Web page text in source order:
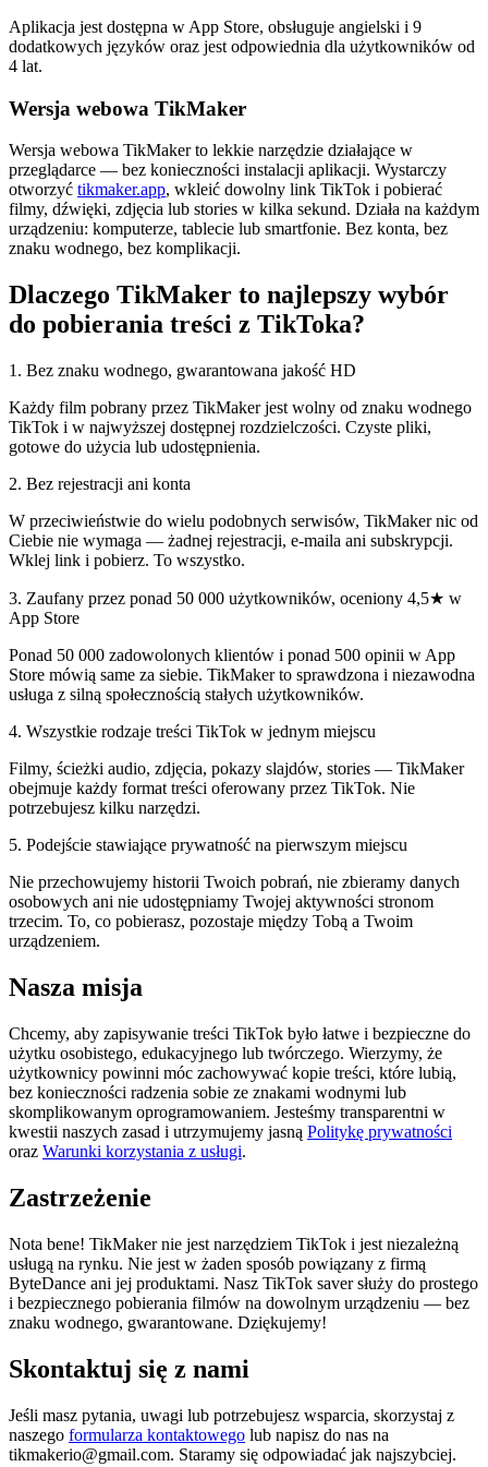
Aplikacja jest dostępna w App Store, obsługuje angielski i 9
dodatkowych języków oraz jest odpowiednia dla użytkowników od
4 lat.
Wersja webowa TikMaker
Wersja webowa TikMaker to lekkie narzędzie działające w
przeglądarce — bez konieczności instalacji aplikacji. Wystarczy
otworzyć tikmaker.app, wkleić dowolny link TikTok i pobierać
filmy, dźwięki, zdjęcia lub stories w kilka sekund. Działa na każdym
urządzeniu: komputerze, tablecie lub smartfonie. Bez konta, bez
znaku wodnego, bez komplikacji.
Dlaczego TikMaker to najlepszy wybór
do pobierania treści z TikToka?
1 . Bez znaku wodnego, gwarantowana jakość HD
Każdy film pobrany przez TikMaker jest wolny od znaku wodnego
TikTok i w najwyższej dostępnej rozdzielczości. Czyste pliki,
gotowe do użycia lub udostępnienia.
2. Bez rejestracji ani konta
W przeciwieństwie do wielu podobnych serwisów, TikMaker nic od
Ciebie nie wymaga — żadnej rejestracji, e-maila ani subskrypcji.
Wklej link i pobierz. To wszystko.
3. Zaufany przez ponad 50 000 użytkowników, oceniony 4,5★ w
App Store
Ponad 50 000 zadowolonych klientów i ponad 500 opinii w App
Store mówią same za siebie. TikMaker to sprawdzona i niezawodna
usługa z silną społecznością stałych użytkowników.
4. Wszystkie rodzaje treści TikTok w jednym miejscu
Filmy, ścieżki audio, zdjęcia, pokazy slajdów, stories — TikMaker
obejmuje każdy format treści oferowany przez TikTok. Nie
potrzebujesz kilku narzędzi.
5. Podejście stawiające prywatność na pierwszym miejscu
Nie przechowujemy historii Twoich pobrań, nie zbieramy danych
osobowych ani nie udostępniamy Twojej aktywności stronom
trzecim. To, co pobierasz, pozostaje między Tobą a Twoim
urządzeniem.
Nasza misja
Chcemy, aby zapisywanie treści TikTok było łatwe i bezpieczne do
użytku osobistego, edukacyjnego lub twórczego. Wierzymy, że
użytkownicy powinni móc zachowywać kopie treści, które lubią,
bez konieczności radzenia sobie ze znakami wodnymi lub
skomplikowanym oprogramowaniem. Jesteśmy transparentni w
kwestii naszych zasad i utrzymujemy jasną Politykę prywatności
oraz Warunki korzystania z usługi.
Zastrzeżenie
Nota bene! TikMaker nie jest narzędziem TikTok i jest niezależną
usługą na rynku. Nie jest w żaden sposób powiązany z firmą
ByteDance ani jej produktami. Nasz TikTok saver służy do prostego
i bezpiecznego pobierania filmów na dowolnym urządzeniu — bez
znaku wodnego, gwarantowane. Dziękujemy!
Skontaktuj się z nami
Jeśli masz pytania, uwagi lub potrzebujesz wsparcia, skorzystaj z
naszego formularza kontaktowego lub napisz do nas na
tikmakerio@gmail.com. Staramy się odpowiadać jak najszybciej.